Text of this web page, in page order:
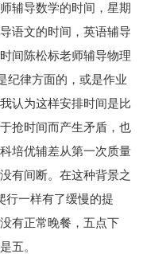
辅导数学的时间，星期
语文的时间，英语辅导
间陈松标老师辅导物理
纪律方面的，或是作业
认为这样安排时间是比
抢时间而产生矛盾，也
培优辅差从第一次质量
有间断。在这种背景之
行一样有了缓慢的提
有正常晚餐，五点下
五。